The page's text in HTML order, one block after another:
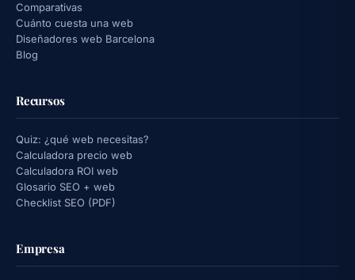
Comparativas
Cuánto cuesta una web
Diseñadores web Barcelona
Blog
Recursos
Quiz: ¿qué web necesitas?
Calculadora precio web
Calculadora ROI web
Glosario SEO + web
Checklist SEO (PDF)
Empresa